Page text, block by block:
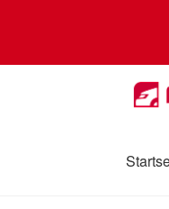
Skip
to
Skip
to